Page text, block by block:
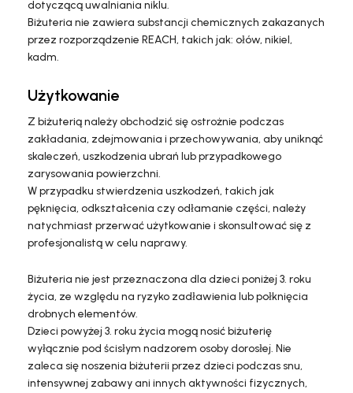
dotyczącą uwalniania niklu.
Biżuteria nie zawiera substancji chemicznych zakazanych
przez rozporządzenie REACH, takich jak: ołów, nikiel,
kadm.
Użytkowanie
Z biżuterią należy obchodzić się ostrożnie podczas
zakładania, zdejmowania i przechowywania, aby uniknąć
skaleczeń, uszkodzenia ubrań lub przypadkowego
zarysowania powierzchni.
W przypadku stwierdzenia uszkodzeń, takich jak
pęknięcia, odkształcenia czy odłamanie części, należy
natychmiast przerwać użytkowanie i skonsultować się z
profesjonalistą w celu naprawy.
Biżuteria nie jest przeznaczona dla dzieci poniżej 3. roku
życia, ze względu na ryzyko zadławienia lub połknięcia
drobnych elementów.
Dzieci powyżej 3. roku życia mogą nosić biżuterię
wyłącznie pod ścisłym nadzorem osoby dorosłej. Nie
zaleca się noszenia biżuterii przez dzieci podczas snu,
intensywnej zabawy ani innych aktywności fizycznych,